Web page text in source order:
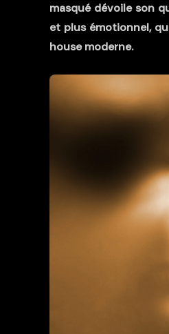
masqué dévoile son
et plus émotionnel,
house moderne.